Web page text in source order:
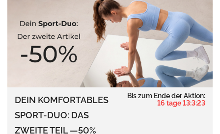
DEIN KOMFORTABLES
SPORT-DUO: DAS
ZWEITE TEIL —50%
Bis zum Ende der Aktion:
16 tage 13:3:22